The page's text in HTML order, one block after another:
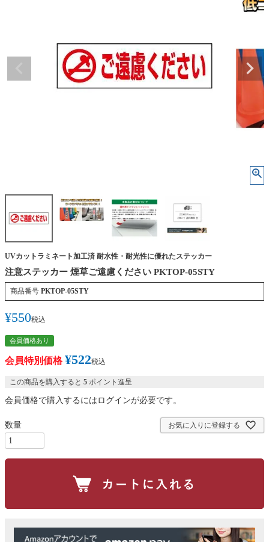
UVカットラミネート加工済 耐水性・耐光性に優れたステッカー
注意ステッカー 煙草ご遠慮ください PKTOP-05STY
商品番号 PKTOP-05STY
¥550税込
会員価格あり
会員特別価格 ¥522税込
この商品を購入すると 5 ポイント進呈
会員価格で購入するにはログインが必要です。
お気に入りに登録する